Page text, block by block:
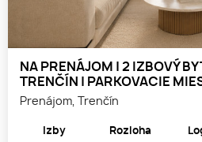
NA PRENÁJOM | 2 IZBOVÝ
TRENČÍN | PARKOVACIE
Prenájom, Trenčín
Izby
Rozloha